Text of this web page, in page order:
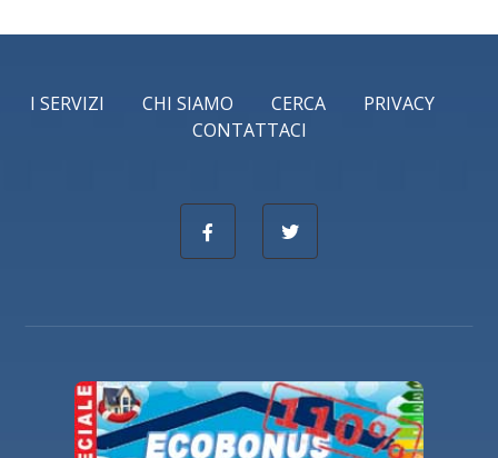
I SERVIZI CHI SIAMO CERCA
PRIVACY
CONTATTACI